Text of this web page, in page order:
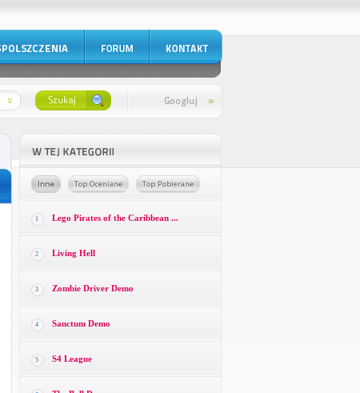
1 Lego Pirates of the Caribbean ...
2 Living Hell
3 Zombie Driver Demo
4 Sanctum Demo
5 S4 League